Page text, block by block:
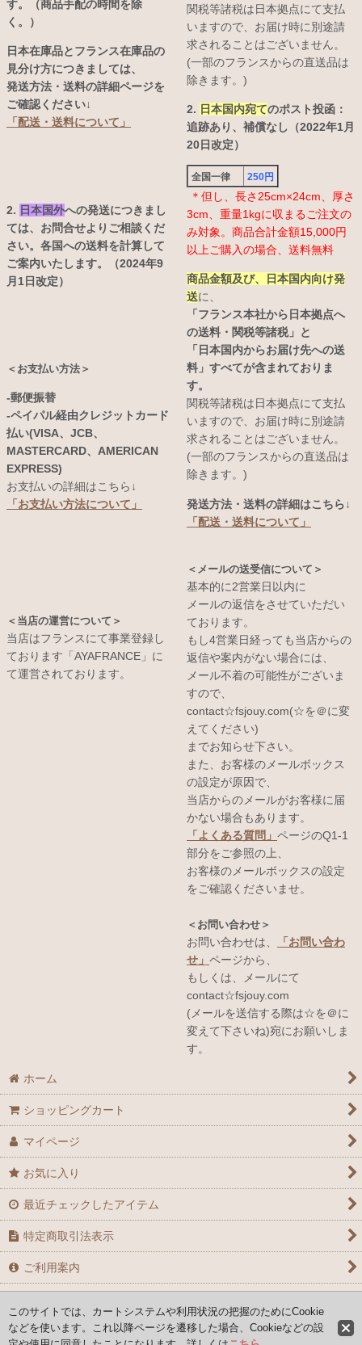
す。（商品手配の時間を除
く。）
日本在庫品とフランス在庫品の
見分け方につきましては、
発送方法・送料の詳細ページを
ご確認ください↓
「配送・送料について」
2. 日本国外への発送につきまし
ては、お問合せよりご相談くだ
さい。各国への送料を計算して
ご案内いたします。（2024年9
月1日改定）
＜お支払い方法＞
-郵便振替
-ペイパル経由クレジットカード
払い(VISA、JCB、
MASTERCARD、AMERICAN
EXPRESS)
お支払いの詳細はこちら↓
「お支払い方法について」
＜当店の運営について＞
当店はフランスにて事業登録し
ております「AYAFRANCE」に
て運営されております。
関税等諸税は日本拠点にて支払
いますので、お届け時に別途請
求されることはございません。
(一部のフランスからの直送品は
除きます。)
2. 日本国内宛てのポスト投函：
追跡あり、補償なし（2022年1月
20日改定）
全国一律 250円
＊但し、長さ25cm×24cm、厚さ
3cm、重量1kgに収まるご注文の
み対象。商品合計金額15,000円
以上ご購入の場合、送料無料
商品金額及び、日本国内向け発
送に、
「フランス本社から日本拠点へ
の送料・関税等諸税」と
「日本国内からお届け先への送
料」すべてが含まれておりま
す。
関税等諸税は日本拠点にて支払
いますので、お届け時に別途請
求されることはございません。
(一部のフランスからの直送品は
除きます。)
発送方法・送料の詳細はこちら↓
「配送・送料について」
＜メールの送受信について＞
基本的に2営業日以内に
メールの返信をさせていただい
ております。
もし4営業日経っても当店からの
返信や案内がない場合には、
メール不着の可能性がございま
すので、
contact☆fsjouy.com(☆を＠に変
えてください)
までお知らせ下さい。
また、お客様のメールボックス
の設定が原因で、
当店からのメールがお客様に届
かない場合もあります。
「よくある質問」 ページのQ1-1
部分をご参照の上、
お客様のメールボックスの設定
をご確認くださいませ。
＜お問い合わせ＞
お問い合わせは、
「お問い合わ
せ」 ページから、
もしくは、メールにて
contact☆fsjouy.com
(メールを送信する際は☆を＠に
変えて下さいね)宛にお願いしま
す。
ホーム
ショッピングカート
マイページ
お気に入り
最近チェックしたアイテム
特定商取引法表示
ご利用案内
このサイトでは、カートシステムや利用状況の把握のためにCookie
などを使います。これ以降ページを遷移した場合、Cookieなどの設